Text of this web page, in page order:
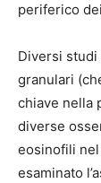
periferico
Diversi
granulari
chiave nella
diverse
eosinofili
esaminato